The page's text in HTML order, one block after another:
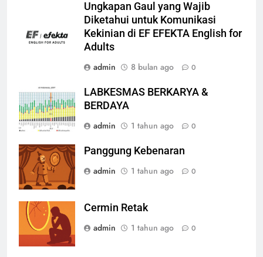
Ungkapan Gaul yang Wajib
Diketahui untuk Komunikasi
Kekinian di EF EFEKTA English for
Adults
admin
8 bulan ago 0
LABKESMAS BERKARYA &
BERDAYA
admin
1 tahun ago 0
Panggung Kebenaran
admin
1 tahun ago 0
Cermin Retak
admin
1 tahun ago 0